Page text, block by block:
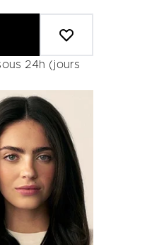
24h (jours